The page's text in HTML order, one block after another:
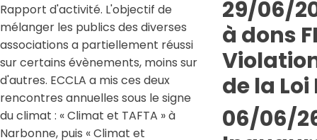
Rapport d'activité. L'objectif de
mélanger les publics des diverses
associations a partiellement réussi
sur certains évènements, moins sur
d'autres. ECCLA a mis ces deux
rencontres annuelles sous le signe
du climat : « Climat et TAFTA » à
Narbonne, puis « Climat et
29/06/
à dons
de la
06/06/